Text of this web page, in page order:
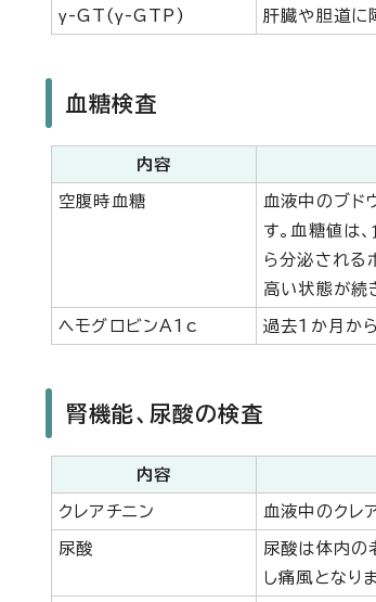
γ-GT(γ-GTP) 肝臓や胆道に
血糖検査
内容
空腹時血糖
血液中のブド
す。血糖値は
ら分泌される
高い状態が続
ヘモグロビンA1c 過去1か月か
腎機能、尿酸の検査
内容
クレアチニン 血液中のクレ
尿酸
尿酸は体内の
し痛風となりま